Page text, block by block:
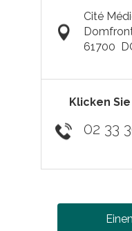
Cité
61700
Klicken
02 33